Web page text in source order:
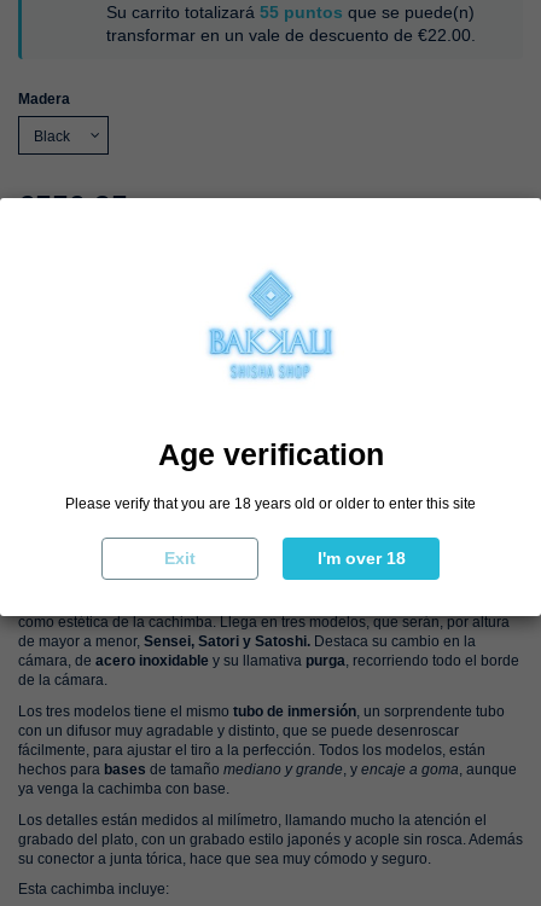
Su carrito totalizará 55 puntos que se puede(n)
transformar en un vale de descuento de €22.00
Madera
€550.95
Add to cart
DESCRIPTION
como estética de la cachimba. Llega en tres modelos, que serán, por altura
de mayor a menor, Sensei, Satori y Satoshi. Destaca su cambio en la
cámara, de acero inoxidable y su llamativa purga, recorriendo todo el borde
de la cámara.
Los tres modelos tiene el mismo tubo de inmersión, un sorprendente tubo
con un difusor muy agradable y distinto, que se puede desenroscar
fácilmente, para ajustar el tiro a la perfección. Todos los modelos, están
hechos para bases de tamaño mediano y grande, y encaje a goma, aunque
ya venga la cachimba con base.
Los detalles están medidos al milímetro, llamando mucho la atención el
grabado del plato, con un grabado estilo japonés y acople sin rosca. Además
su conector a junta tórica, hace que sea muy cómodo y seguro.
Esta cachimba incluye:
Age verification
Please verify that you are 18 years old or older to enter this site
Exit I'm over 18